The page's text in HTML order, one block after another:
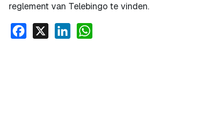
reglement van Telebingo te vinden.
Facebook
X LinkedIn